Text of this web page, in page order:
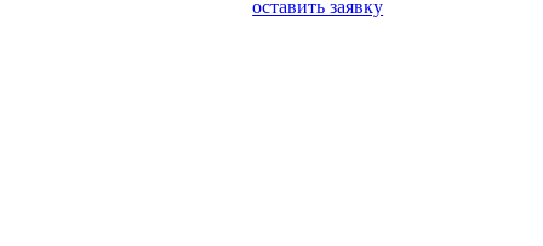
оставить заявку